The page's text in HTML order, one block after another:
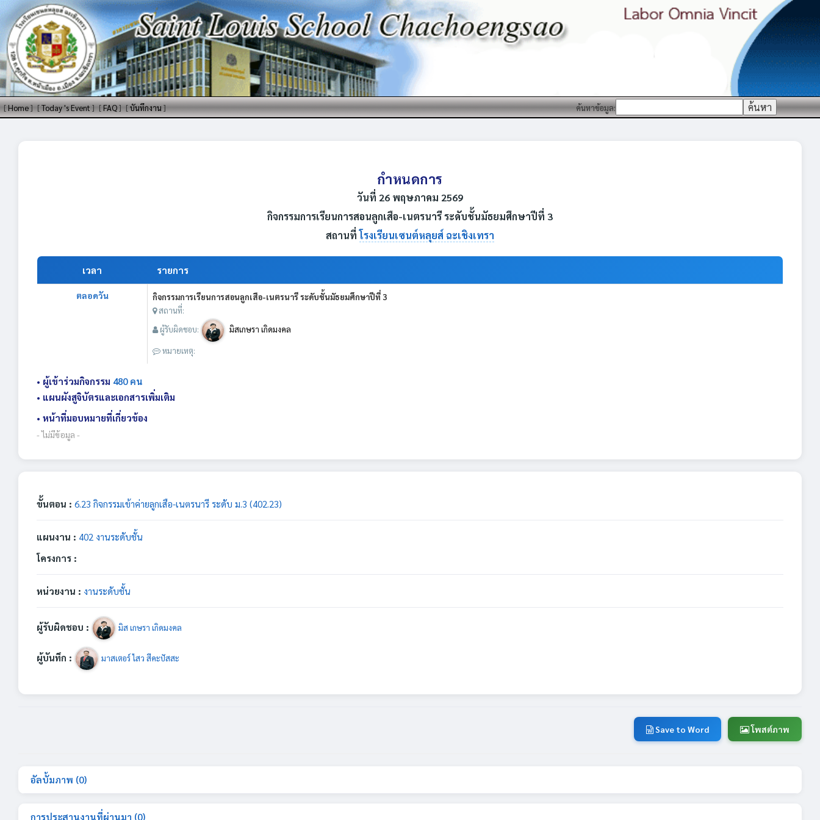
[Home] [Today 's Event] [FAQ] [บันทึกงาน] ค้นหาข้อมูล:
กำหนดการ
วันที่ 26 พฤษภาคม 2569
กิจกรรมการเรียนการสอนลูกเสือ-เนตรนารี ระดับชั้นมัธยมศึกษาปีที่ 3
สถานที่โรงเรียนเซนต์หลุยส์ ฉะเชิงเทรา
เวลา รายการ
ตลอดวัน
กิจกรรมการเรียนการสอนลูกเสือ-เนตรนารี ระดับชั้นมัธยมศึกษาปีที่ 3
สถานที่:
ผู้รับผิดชอบ:
มิสเกษรา เกิดมงคล
หมายเหตุ:
• ผู้เข้าร่วมกิจกรรม 480 คน
• แผนผังสูจิบัตรและเอกสารเพิ่มเติม
• หน้าที่มอบหมายที่เกี่ยวข้อง
- ไม่มีข้อมูล -
ขั้นตอน : 6.23 กิจกรรมเข้าค่ายลูกเสือ-เนตรนารี ระดับ ม.3 (402.23)
แผนงาน : 402 งานระดับชั้น
โครงการ :
หน่วยงาน : งานระดับชั้น
ผู้รับผิดชอบ : มิส เกษรา เกิดมงคล
ผู้บันทึก : มาสเตอร์ ไสว สีคะปัสสะ
Save to Word โพสต์ภาพ
อัลบั้มภาพ (0)
การประสานงานที่ผ่านมา (0)